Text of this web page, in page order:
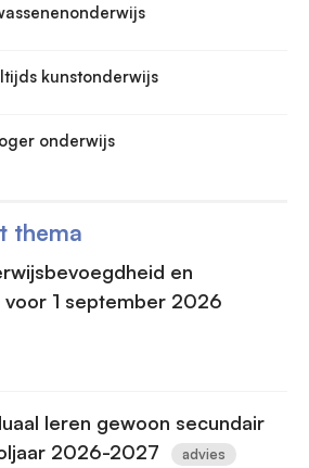
kunstonderwijs
onderwijs
thema
en
1 september 2026
leren gewoon secundair
2026-2027
advies